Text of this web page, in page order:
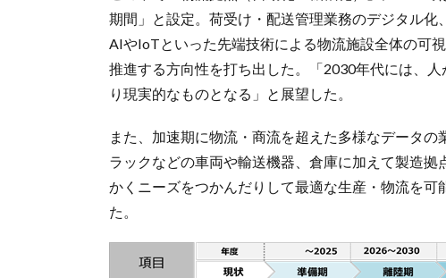
期間」と設定。荷受け・配送管理業務のデジタル化
AIやIoTといった先端技術による物流施設全体の可
推進する方向性を打ち出した。「2030年代には、
り現実的なものとなる」と展望した。
また、加速期に物流・商流を超えた多様なデータ
ラックなどの車両や輸送機器、倉庫に加えて製造
かくニーズをつかんだりして最適な生産・物流を
た。